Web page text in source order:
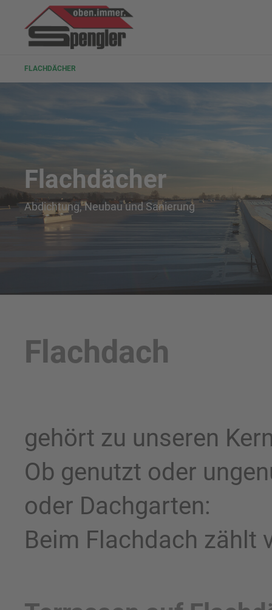
FLACHDÄCHER
Flachdächer
Abdichtung, Neubau und Sanierung
Flachdach
gehört zu unseren
Ob genutzt oder
oder Dachgarten:
Beim Flachdach zählt